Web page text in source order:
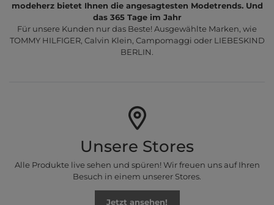
modeherz bietet Ihnen die angesagtesten Modetrends. Und
das 365 Tage im Jahr
Für unsere Kunden nur das Beste! Ausgewählte Marken, wie
TOMMY HILFIGER, Calvin Klein, Campomaggi oder LIEBESKIND
BERLIN.
Unsere Stores
Alle Produkte live sehen und spüren! Wir freuen uns auf Ihren
Besuch in einem unserer Stores.
Jetzt ansehen!